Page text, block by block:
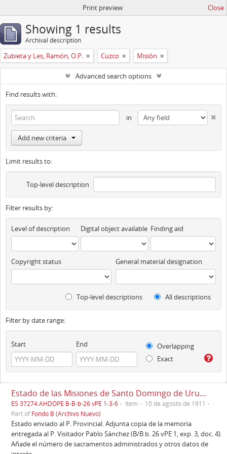
Print preview Close
Showing 1 results
Archival description
Zubieta y Les, Ramón, O.P. Cuzco Misión
Advanced search options
Find results with:
in
Add new criteria
Limit results to:
Top-level description
Filter results by:
Level of description Digital object available Finding aid
Copyright status General material designation
Top-level descriptions All descriptions
Filter by date range:
Start End
Overlapping
Exact
Estado de las Misiones de Santo Domingo de Urubamba, Cuzco, 10/08/1911
ES 37274.AHDOPE B-B-b-26 vPE 1-3-6 Item
10 de agosto de 1911
Part ofFondo B (Archivo Nuevo)
Estado enviado al P. Provincial. Adjunta copia de la memoria
entregada al P. Visitador Pablo Sánchez (B/B b. 26 vPE 1, exp. 3, doc. 4).
Añade el número de sacramentos administrados y otros datos de